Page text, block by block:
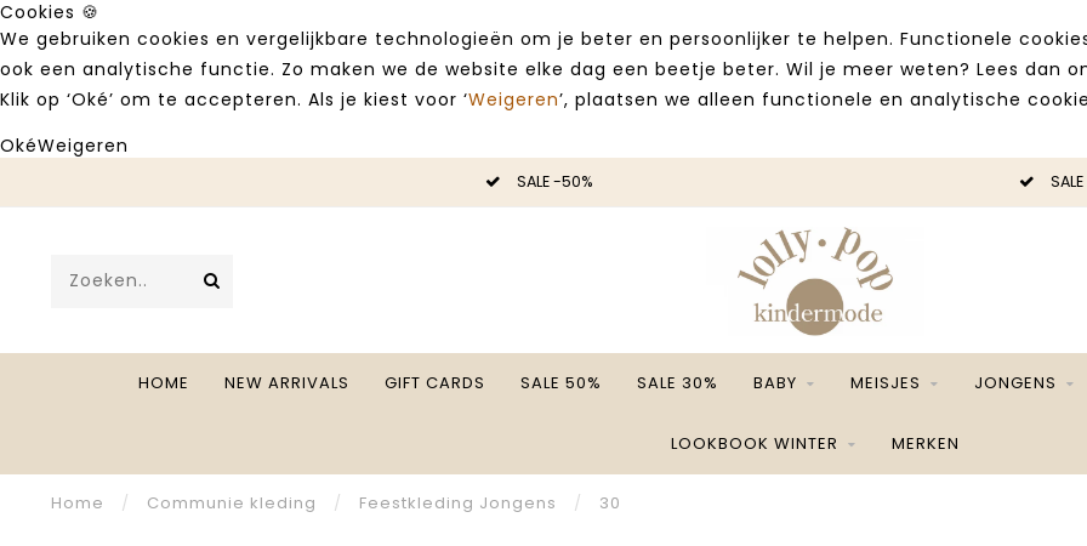
Cookies 🍪
We gebruiken cookies en vergelijkbare technologieën om je beter en persoonlijker te helpen. Functionele
ook een analytische functie. Zo maken we de website elke dag een beetje beter. Wil je meer weten? Lees dan
Klik op ‘Oké’ om te accepteren. Als je kiest voor ‘Weigeren’, plaatsen we alleen functionele en analytische
OkéWeigeren
SALE -50%
HOME NEW ARRIVALS GIFT CARDS SALE 50% SALE 30% BABY MEISJES JONGENS
LOOKBOOK WINTER MERKEN
Home / Communie kleding / Feestkleding Jongens / 30